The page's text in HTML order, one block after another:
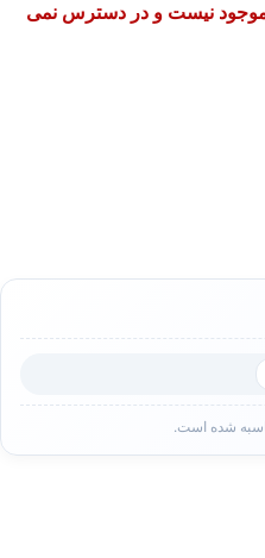
موجود نیست و در دسترس نمی
شده است.